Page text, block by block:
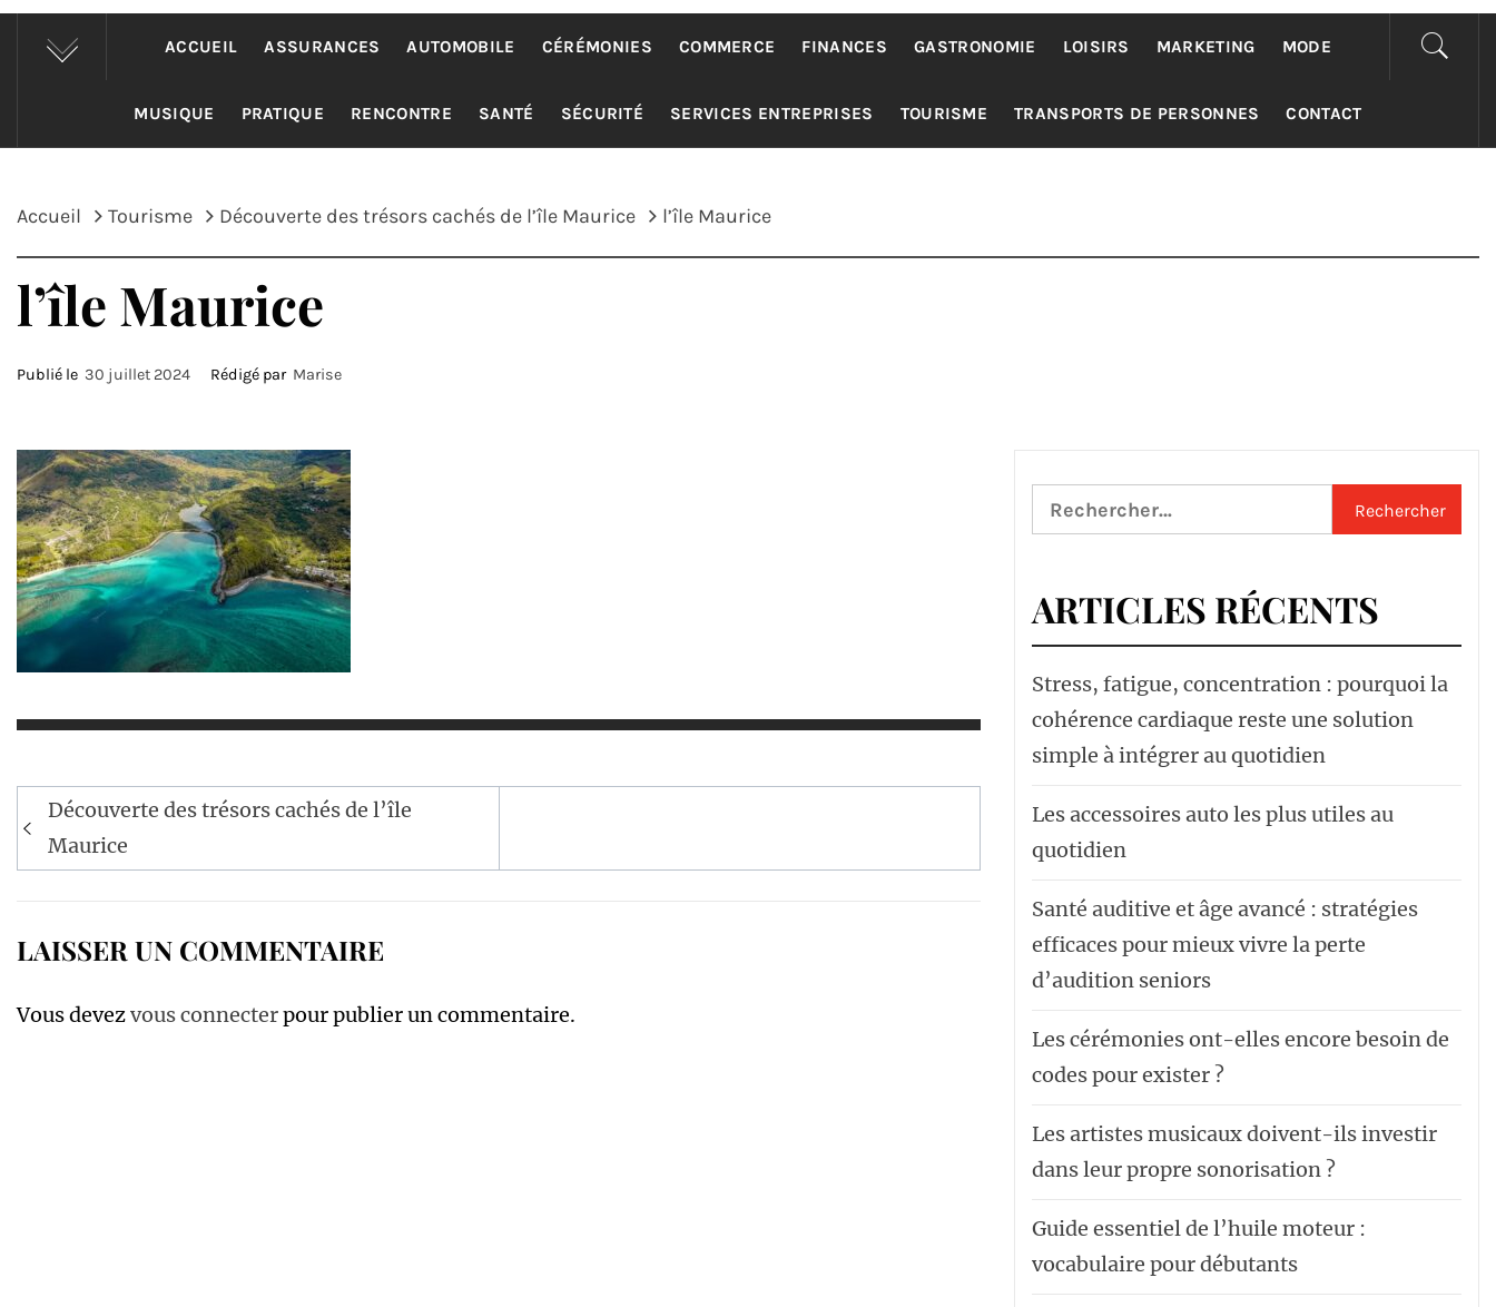
ACCUEIL ASSURANCES AUTOMOBILE CÉRÉMONIES COMMERCE FINANCES GASTRONOMIE LOISIRS MARKETING MODE
MUSIQUE PRATIQUE RENCONTRE SANTÉ SÉCURITÉ SERVICES ENTREPRISES TOURISME TRANSPORTS DE PERSONNES CONTACT
Accueil Tourisme Découverte des trésors cachés de l’île Maurice l’île Maurice
l’île Maurice
Publié le 30 juillet 2024 Rédigé par Marise
Navigation
de
l’article
Découverte des trésors cachés de l’île
Maurice
LAISSER UN COMMENTAIRE
Vous devezvous connecterpour publier un commentaire.
Rechercher :
ARTICLES RÉCENTS
Stress, fatigue, concentration : pourquoi la
cohérence cardiaque reste une solution
simple à intégrer au quotidien
Les accessoires auto les plus utiles au
quotidien
Santé auditive et âge avancé : stratégies
efficaces pour mieux vivre la perte
d’audition seniors
Les cérémonies ont-elles encore besoin de
codes pour exister ?
Les artistes musicaux doivent-ils investir
dans leur propre sonorisation ?
Guide essentiel de l’huile moteur :
vocabulaire pour débutants